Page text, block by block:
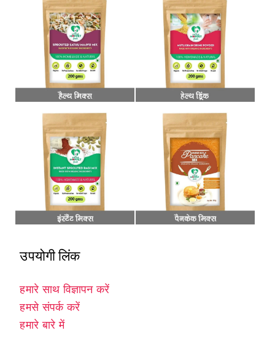
उपयोगी लिंक
हमारे साथ विज्ञापन करें
हमसे संपर्क करें
हमारे बारे में